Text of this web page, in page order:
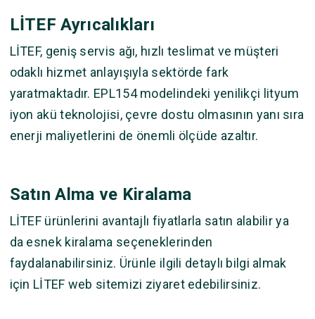
LİTEF Ayrıcalıkları
LİTEF, geniş servis ağı, hızlı teslimat ve müşteri
odaklı hizmet anlayışıyla sektörde fark
yaratmaktadır. EPL154 modelindeki yenilikçi lityum
iyon akü teknolojisi, çevre dostu olmasının yanı sıra
enerji maliyetlerini de önemli ölçüde azaltır.
Satın Alma ve Kiralama
LİTEF ürünlerini avantajlı fiyatlarla satın alabilir ya
da esnek kiralama seçeneklerinden
faydalanabilirsiniz. Ürünle ilgili detaylı bilgi almak
için LİTEF web sitemizi ziyaret edebilirsiniz.